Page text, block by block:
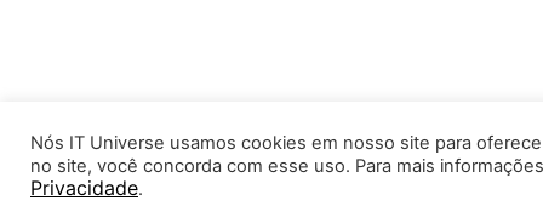
Nós IT Universe usamos cookies em nosso site para
no site, você concorda com esse uso. Para mais
Privacidade.